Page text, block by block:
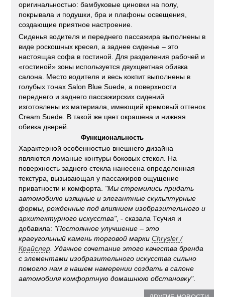
оригинальностью: бамбуковые циновки на полу,
покрывала и подушки, бра и плафоны освещения,
создающие приятное настроение.
Сиденья водителя и переднего пассажира выполнены в
виде роскошных кресел, а заднее сиденье – это
настоящая софа в гостиной. Для разделения рабочей и
«гостиной» зоны используется двухцветная обивка
салона. Место водителя и весь кокпит выполнены в
голубых тонах Salon Blue Suede, а поверхности
переднего и заднего пассажирских сидений
изготовлены из материала, имеющий кремовый оттенок
Cream Suede. В такой же цвет окрашена и нижняя
обивка дверей.
Функциональность
Характерной особенностью внешнего дизайна
являются ломаные контуры боковых стекол. На
поверхность заднего стекла нанесена определенная
текстура, вызывающая у пассажиров ощущение
приватности и комфорта. "Мы стремились придать
автомобилю изящные и элегантные скульптурные
формы, рожденные под влиянием изобразительного и
архитектурного искусства", - сказала Тсучия и
добавила: "Постоянное улучшение – это
краеугольный камень торговой маркиChrysler /
Крайслер . Удачное сочетание этого качества бренда
с элементами изобразительного искусства сильно
помогло нам в нашем намерении создать в салоне
автомобиля комфортную домашнюю обстановку".